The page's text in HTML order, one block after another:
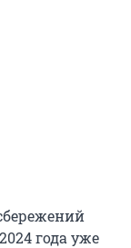
года уже